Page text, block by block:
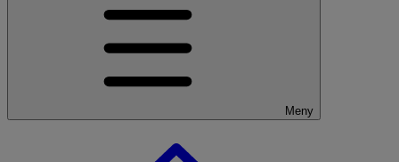
Meny